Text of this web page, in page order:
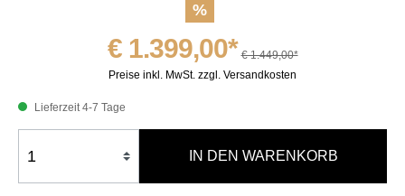
%
€ 1.399,00* € 1.449,00*
Preise inkl. MwSt. zzgl. Versandkosten
Lieferzeit 4-7 Tage
IN DEN WARENKORB